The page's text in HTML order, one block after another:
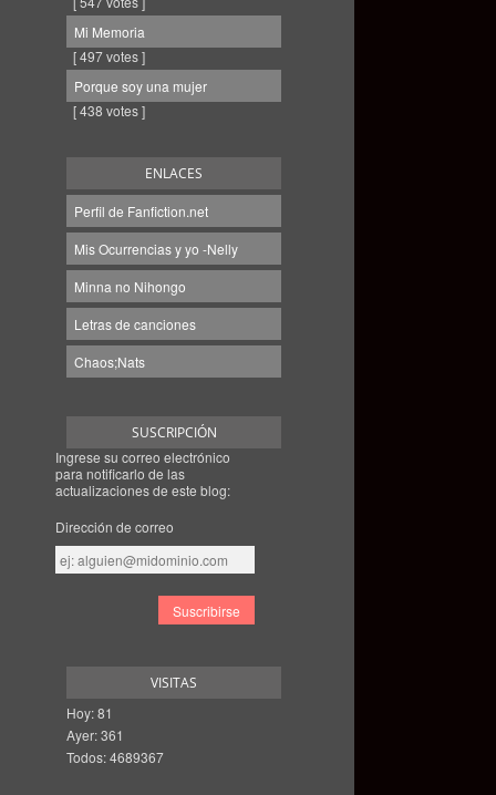
Mi Memoria
[ 497 votes ]
Porque soy una mujer
[ 438 votes ]
ENLACES
Perfil de Fanfiction.net
Mis Ocurrencias y yo -Nelly
Minna no Nihongo
Letras de canciones
Chaos;Nats
SUSCRIPCIÓN
Ingrese su correo electrónico
para notificarlo de las
actualizaciones de este blog:
Dirección de correo
Dirección
de
VISITAS
Hoy: 81
Ayer: 361
Todos: 4689367